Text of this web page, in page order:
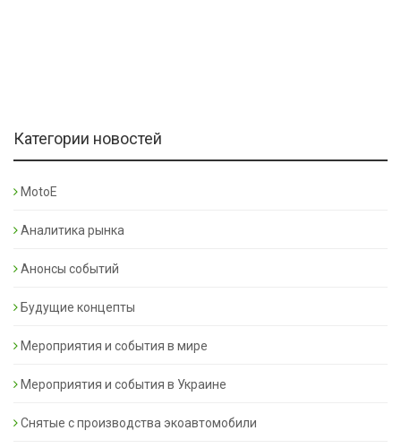
Категории новостей
MotoE
Аналитика рынка
Анонсы событий
Будущие концепты
Мероприятия и события в мире
Мероприятия и события в Украине
Снятые с производства экоавтомобили